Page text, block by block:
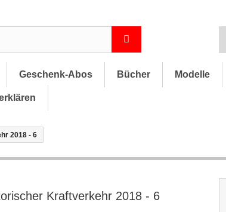
Geschenk-Abos Bücher Modelle
2018 - 6
Kraftverkehr 2018 - 6